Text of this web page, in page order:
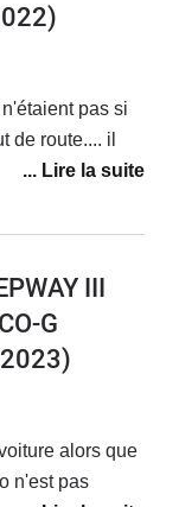
pas si
de route.... il
Mais si
III
G
alors que
n'est pas